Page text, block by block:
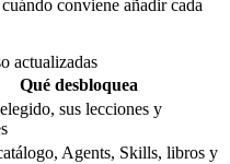
conviene añadir cada
actualizadas
Qué desbloquea
sus lecciones y
Agents, Skills, libros y